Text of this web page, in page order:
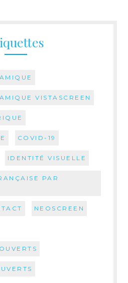
VISTASCREEN
COVID-19
IDENTITÉ VISUELLE
PAR
NEOSCREEN